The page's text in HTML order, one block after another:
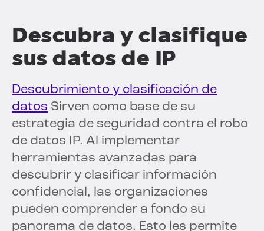
Descubra y clasifique
sus datos de IP
Descubrimiento y clasificación de
datos Sirven como base de su
estrategia de seguridad contra el robo
de datos IP. Al implementar
herramientas avanzadas para
descubrir y clasificar información
confidencial, las organizaciones
pueden comprender a fondo su
panorama de datos. Esto les permite